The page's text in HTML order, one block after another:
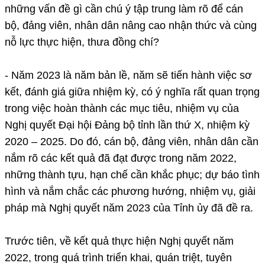
những vấn đề gì cần chú ý tập trung làm rõ để cán
bộ, đảng viên, nhân dân nâng cao nhận thức và cùng
nỗ lực thực hiện, thưa đồng chí?
- Năm 2023 là năm bản lề, năm sẽ tiến hành việc sơ
kết, đánh giá giữa nhiệm kỳ, có ý nghĩa rất quan trọng
trong việc hoàn thành các mục tiêu, nhiệm vụ của
Nghị quyết Đại hội Đảng bộ tỉnh lần thứ X, nhiệm kỳ
2020 – 2025. Do đó, cán bộ, đảng viên, nhân dân cần
nắm rõ các kết quả đã đạt được trong năm 2022,
những thành tựu, hạn chế cần khắc phục; dự báo tình
hình và nắm chắc các phương hướng, nhiệm vụ, giải
pháp mà Nghị quyết năm 2023 của Tỉnh ủy đã đề ra.
Trước tiên, về kết quả thực hiện Nghị quyết năm
2022, trong quá trình triển khai, quán triệt, tuyên